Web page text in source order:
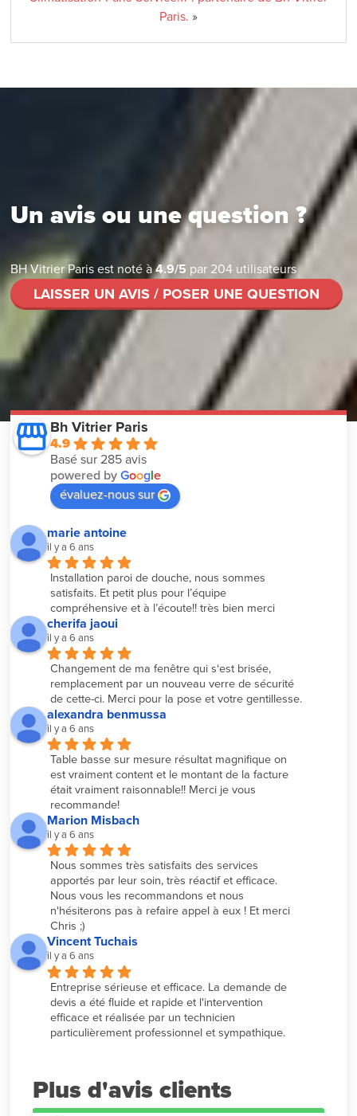
Paris. »
Un avis ou une question ?
BH Vitrier Paris est noté à4.9/5 par 204 utilisateurs
LAISSER UN AVIS / POSER UNE QUESTION
Bh Vitrier Paris
4.9
Basé sur 285 avis
powered byGoogle
évaluez-nous sur
marie antoine
il y a 6 ans
Installation paroi de douche, nous sommes
satisfaits. Et petit plus pour l’équipe
compréhensive et à l’écoute!! très bien merci
cherifa jaoui
il y a 6 ans
Changement de ma fenêtre qui s‘est brisée,
remplacement par un nouveau verre de sécurité
de cette-ci. Merci pour la pose et votre gentillesse.
alexandra benmussa
il y a 6 ans
Table basse sur mesure résultat magnifique on
est vraiment content et le montant de la facture
était vraiment raisonnable!! Merci je vous
recommande!
Marion Misbach
il y a 6 ans
Nous sommes très satisfaits des services
apportés par leur soin, très réactif et efficace.
Nous vous les recommandons et nous
n'hésiterons pas à refaire appel à eux ! Et merci
Chris ;)
Vincent Tuchais
il y a 6 ans
Entreprise sérieuse et efficace. La demande de
devis a été fluide et rapide et l'intervention
efficace et réalisée par un technicien
particulièrement professionnel et sympathique.
Plus d'avis